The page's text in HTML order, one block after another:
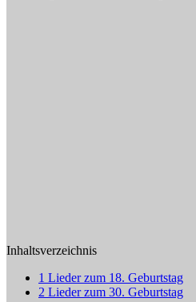
Inhaltsverzeichnis
1 Lieder zum 18. Geburtstag
2 Lieder zum 30. Geburtstag